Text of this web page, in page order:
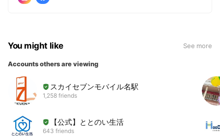
You might like See more
Accounts others are viewing
スカイセブンモバイル名駅
1,258 friends
【公式】ととのい生活
643 friends